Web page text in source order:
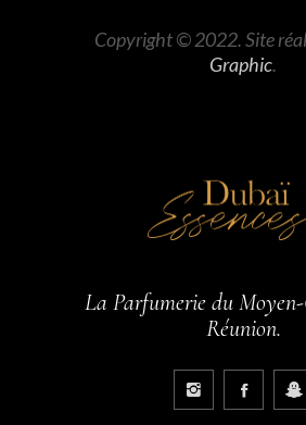
Copyright © 2022. Site
Graphic.
La Parfumerie du
Réunion.